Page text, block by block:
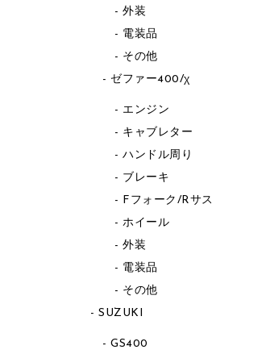
外装
電装品
その他
ゼファー400/χ
エンジン
キャブレター
ハンドル周り
ブレーキ
Fフォーク/Rサス
ホイール
外装
電装品
その他
SUZUKI
GS400